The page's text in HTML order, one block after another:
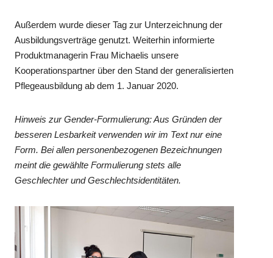
Außerdem wurde dieser Tag zur Unterzeichnung der
Ausbildungsverträge genutzt. Weiterhin informierte
Produktmanagerin Frau Michaelis unsere
Kooperationspartner über den Stand der generalisierten
Pflegeausbildung ab dem 1. Januar 2020.
Hinweis zur Gender-Formulierung: Aus Gründen der
besseren Lesbarkeit verwenden wir im Text nur eine
Form. Bei allen personenbezogenen Bezeichnungen
meint die gewählte Formulierung stets alle
Geschlechter und Geschlechtsidentitäten.